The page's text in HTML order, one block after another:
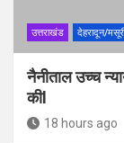
उत्तराखंड देहरादून/
नैनीताल उच्च
कीl
18 hours ago